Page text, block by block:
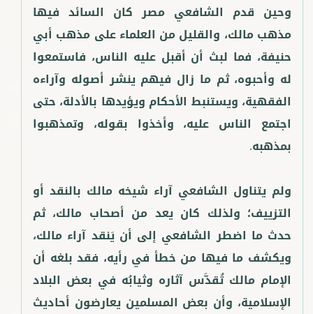
وحين قدم الشافعي مصر كان السائد فيها
مذهب مالك، والقليل من العلماء على مذهب أبي
حنيفة، فما لبث أن أقبل عليه الناس، فاستمعوا
له وأحبوه، ثم ما زال فيهم ينشر أصوله وآراءه
الفقهية، ويستنبط الأحكام ويؤيدها بالأدلة، حتى
اجتمع الناس عليه، وأخذوا بقوله، وتمذهبوا
ولم يتناول الشافعي آراء شيخه مالك بالنقد أو
التزييف؛ ولذلك كان يعد من أصحاب مالك، ثم
حدث ما اضطر الشافعي إلى أن يَنقد آراء مالك،
ويكشف ما فيها من خطأ في رأيه، فقد بلغه أن
الإمام مالك تُقدَّس آثاره وثيابُه في بعض البلاد
الإسلامية، وأن بعض المسلمين يعارضون أحاديث